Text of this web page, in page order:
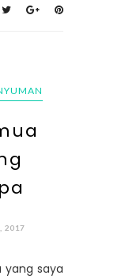
2017
yang saya